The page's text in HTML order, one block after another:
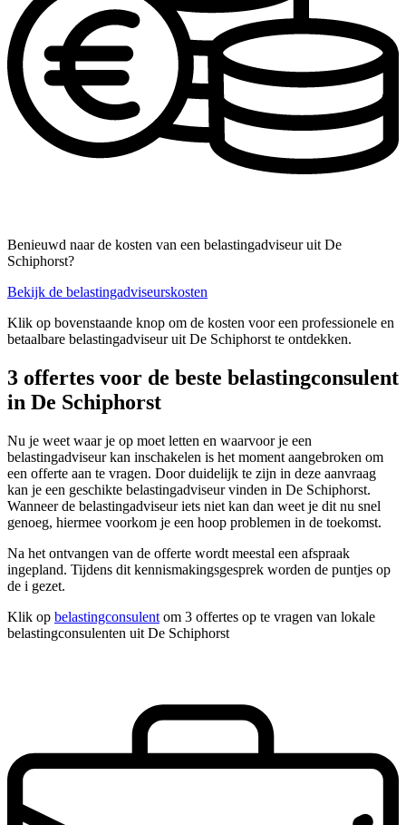
Benieuwd naar de kosten van een belastingadviseur uit De
Schiphorst?
Bekijk de belastingadviseurskosten
Klik op bovenstaande knop om de kosten voor een professionele en
betaalbare belastingadviseur uit De Schiphorst te ontdekken.
3 offertes voor de beste belastingconsulent
in De Schiphorst
Nu je weet waar je op moet letten en waarvoor je een
belastingadviseur kan inschakelen is het moment aangebroken om
een offerte aan te vragen. Door duidelijk te zijn in deze aanvraag
kan je een geschikte belastingadviseur vinden in De Schiphorst.
Wanneer de belastingadviseur iets niet kan dan weet je dit nu snel
genoeg, hiermee voorkom je een hoop problemen in de toekomst.
Na het ontvangen van de offerte wordt meestal een afspraak
ingepland. Tijdens dit kennismakingsgesprek worden de puntjes op
de i gezet.
Klik op belastingconsulent om 3 offertes op te vragen van lokale
belastingconsulenten uit De Schiphorst